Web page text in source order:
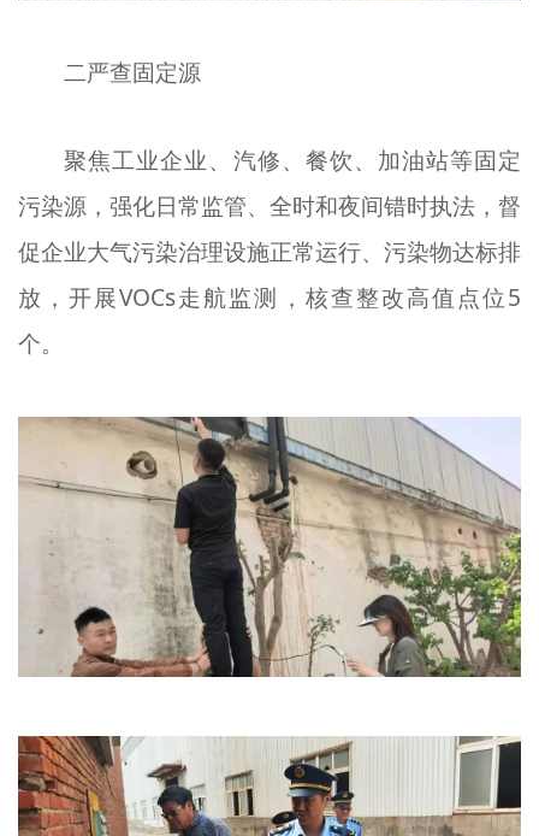
二严查固定源
聚焦工业企业、汽修、餐饮、加油站等固定
污染源，强化日常监管、全时和夜间错时执法，督
促企业大气污染治理设施正常运行、污染物达标排
放，开展VOCs走航监测，核查整改高值点位5
个。